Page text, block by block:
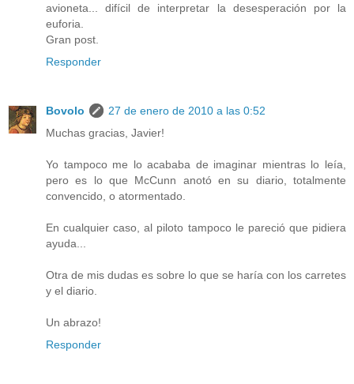
avioneta... difícil de interpretar la desesperación por la
euforia.
Gran post.
Responder
Bovolo
27 de enero de 2010 a las 0:52
Muchas gracias, Javier!
Yo tampoco me lo acababa de imaginar mientras lo leía,
pero es lo que McCunn anotó en su diario, totalmente
convencido, o atormentado.
En cualquier caso, al piloto tampoco le pareció que pidiera
ayuda...
Otra de mis dudas es sobre lo que se haría con los carretes
y el diario.
Un abrazo!
Responder